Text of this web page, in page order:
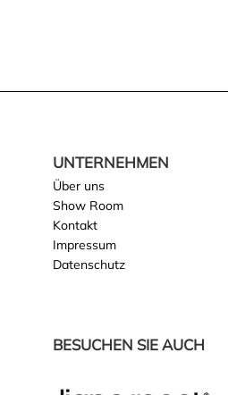
UNTERNEHMEN
Über uns
Show Room
Kontakt
Impressum
Datenschutz
BESUCHEN SIE AUCH